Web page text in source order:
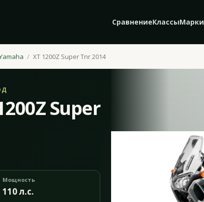
СравнениеКлассыМарки
XT 1200Z Super Tnr 2014
Super
Мощность
110 л.с.